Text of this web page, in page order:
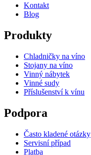
Kontakt
Blog
Produkty
Chladničky na víno
Stojany na víno
Vinný nábytek
Vinné sudy
Příslušenství k vínu
Podpora
Často kladené otázky
Servisní případ
Platba